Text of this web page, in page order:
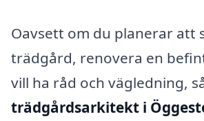
Oavsett om du planerar att
trädgård, renovera en
vill ha råd och vägledning,
trädgårdsarkitekt i